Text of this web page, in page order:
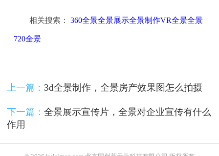
相关搜索： 360全景全景展示全景制作VR全景全景
720全景
上一篇： 3d全景制作，全景房产效果图怎么拍摄
下一篇： 全景展示宣传片，全景对企业宣传有什么
作用